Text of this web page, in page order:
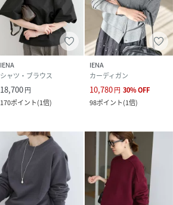
IENA
シャツ・ブラウス
18,700円
170ポイント(1倍)
IENA
カーディガン
10,780円 30%OFF
98ポイント(1倍)